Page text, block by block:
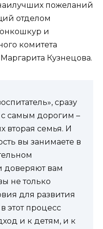
пожеланий
отделом
и
комитета
Кузнецова.
сразу
с самым дорогим –
вторая семья. И
вы занимаете в
доверяют вам
не только
для развития
этот процесс
и к детям, и к